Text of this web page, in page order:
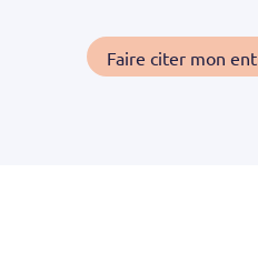
Faire citer mon